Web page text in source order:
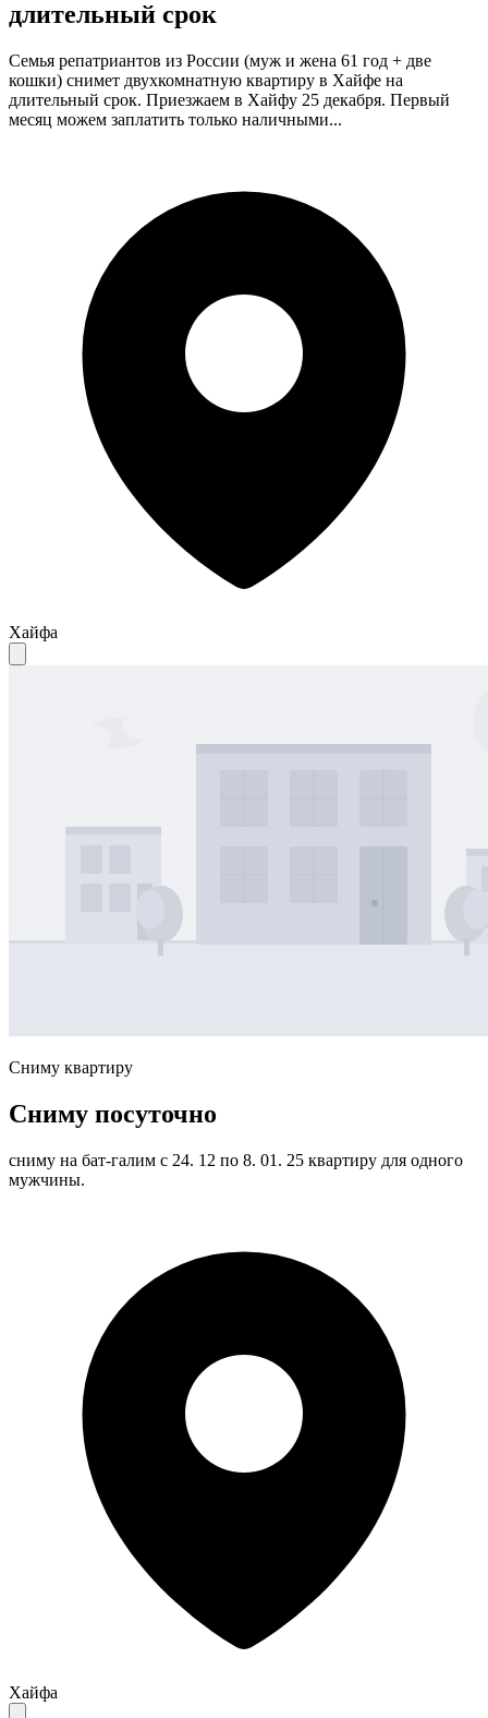
длительный срок
Семья репатриантов из России (муж и жена 61 год + две
кошки) снимет двухкомнатную квартиру в Хайфе на
длительный срок. Приезжаем в Хайфу 25 декабря. Первый
месяц можем заплатить только наличными...
Хайфа
Сниму квартиру
Сниму посуточно
сниму на бат-галим с 24. 12 по 8. 01. 25 квартиру для одного
мужчины.
Хайфа